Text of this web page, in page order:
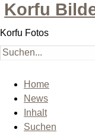
Korfu
Korfu Fotos
Home
News
Inhalt
Suchen